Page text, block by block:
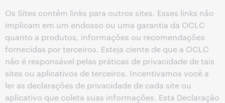
Os Sites contêm links para outros sites. Esses links não
implicam em um endosso ou uma garantia da OCLC
quanto a produtos, informações ou recomendações
fornecidas por terceiros. Esteja ciente de que a OCLC
não é responsável pelas práticas de privacidade de tais
sites ou aplicativos de terceiros. Incentivamos você a
ler as declarações de privacidade de cada site ou
aplicativo que coleta suas informações. Esta Declaração